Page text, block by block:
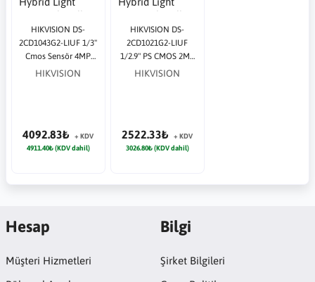
HIKVISION DS-
2CD1043G2-LIUF 1/3''
Cmos Sensör 4MP
2.8mm Smart Hybrid
HIKVISION
4092.83₺
+ KDV
4911.40₺ (KDV dahil)
HIKVISION DS-
2CD1021G2-LIUF
1/2.9" PS CMOS 2MP
2.8mm Smart Hybrid
HIKVISION
2522.33₺
+ KDV
3026.80₺ (KDV dahil)
Hesap
Müşteri Hizmetleri
Bilgi
Şirket Bilgileri